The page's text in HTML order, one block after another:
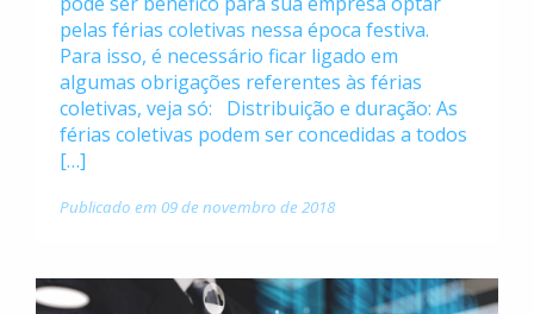
pelas férias coletivas nessa época festiva.
Para isso, é necessário ficar ligado em
algumas obrigações referentes às férias
coletivas, veja só: Distribuição e duração: As
férias coletivas podem ser concedidas a todos
[…]
Publicado em 09 de novembro de 2018